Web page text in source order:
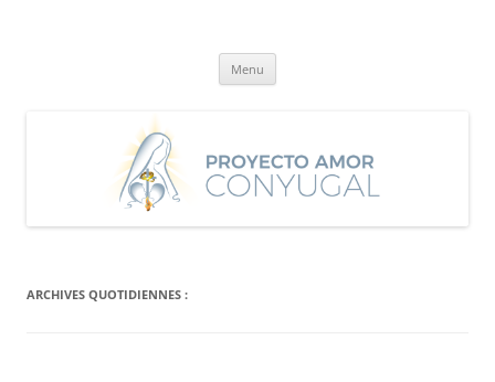
Menu
ARCHIVES QUOTIDIENNES :